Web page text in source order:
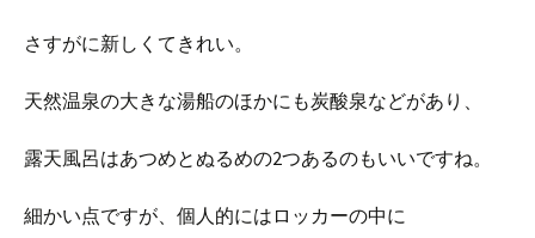
さすがに新しくてきれい。
天然温泉の大きな湯船のほかにも炭酸泉などがあり、
露天風呂はあつめとぬるめの2つあるのもいいですね。
細かい点ですが、個人的にはロッカーの中に